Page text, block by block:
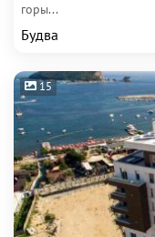
горы...
Будва
15